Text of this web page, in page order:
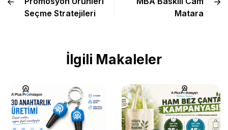
Seçme Stratejileri
Matara
İlgili Makaleler